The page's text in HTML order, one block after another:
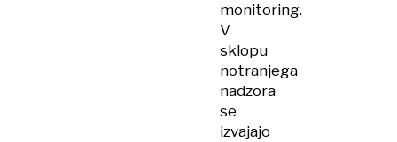
monitoring.
V
sklopu
notranjega
nadzora
se
izvajajo